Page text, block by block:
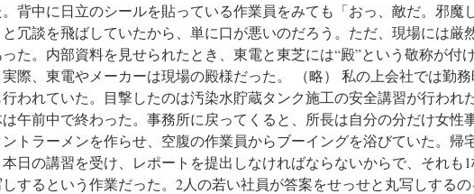
背中に日立のシールを貼っている作業員をみても「おっ、敵だ。邪魔
冗談を飛ばしていたから、単に口が悪いのだろう。ただ、現場には厳
た。内部資料を見せられたとき、東電と東芝には“殿”という敬称が付
際、東電やメーカーは現場の殿様だった。 （略） 私の上会社では勤
行われていた。目撃したのは汚染水貯蔵タンク施工の安全講習が行われ
は午前中で終わった。事務所に戻ってくると、所長は自分の分だけ女性
ントラーメンを作らせ、空腹の作業員からブーイングを浴びていた。帰
日の講習を受け、レポートを提出しなければならないからで、それも
するという作業だった。2人の若い社員が答案をせっせと丸写しする